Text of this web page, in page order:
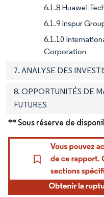
6.1.8 Huawei
6.1.9 Inspur
6.1.10
Corporation
7. ANALYSE DES
8. OPPORTUNITÉS DE
FUTURES
** Sous réserve de